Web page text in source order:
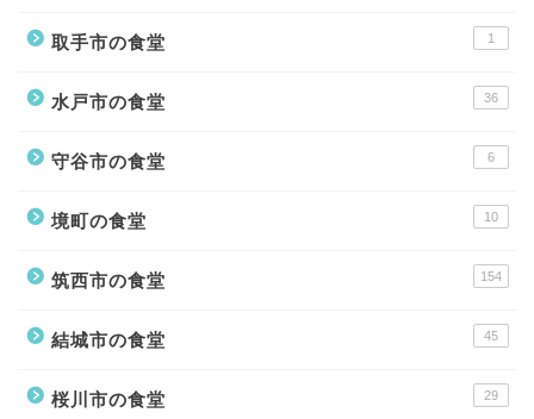
取手市の食堂 1
水戸市の食堂 36
守谷市の食堂 6
境町の食堂 10
筑西市の食堂 154
結城市の食堂 45
桜川市の食堂 29